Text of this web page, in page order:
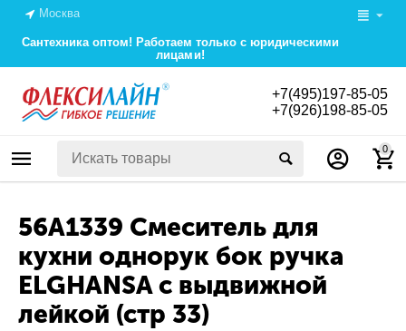
Москва
Сантехника оптом! Работаем только с юридическими
лицами!
+7(495)197-85-05
+7(926)198-85-05
0
56A1339 Смеситель для
кухни однорук бок ручка
ELGHANSA с выдвижной
лейкой (стр 33)